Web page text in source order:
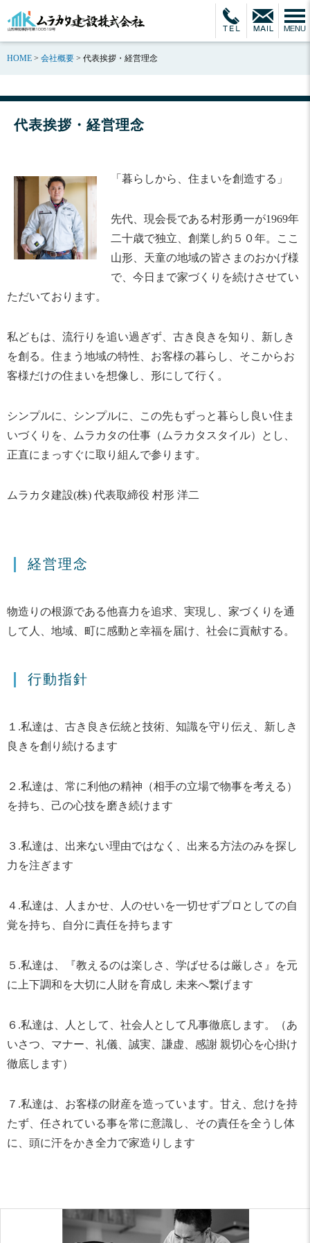
HOME > 会社概要 > 代表挨拶・経営理念
代表挨拶・経営理念
「暮らしから、住まいを創造する」
先代、現会長である村形勇一が1969年
二十歳で独立、創業し約５０年。ここ
山形、天童の地域の皆さまのおかげ様
で、今日まで家づくりを続けさせてい
ただいております。
私どもは、流行りを追い過ぎず、古き良きを知り、新しき
を創る。住まう地域の特性、お客様の暮らし、そこからお
客様だけの住まいを想像し、形にして行く。
シンプルに、シンプルに、この先もずっと暮らし良い住ま
いづくりを、ムラカタの仕事（ムラカタスタイル）とし、
正直にまっすぐに取り組んで参ります。
ムラカタ建設(株) 代表取締役 村形 洋二
経営理念
物造りの根源である他喜力を追求、実現し、家づくりを通
して人、地域、町に感動と幸福を届け、社会に貢献する。
行動指針
１.私達は、古き良き伝統と技術、知識を守り伝え、新しき
良きを創り続けるます
２.私達は、常に利他の精神（相手の立場で物事を考える）
を持ち、己の心技を磨き続けます
３.私達は、出来ない理由ではなく、出来る方法のみを探し
力を注ぎます
４.私達は、人まかせ、人のせいを一切せずプロとしての自
覚を持ち、自分に責任を持ちます
５.私達は、『教えるのは楽しさ、学ばせるは厳しさ』を元
に上下調和を大切に人財を育成し 未来へ繋げます
６.私達は、人として、社会人として凡事徹底します。（あ
いさつ、マナー、礼儀、誠実、謙虚、感謝 親切心を心掛け
徹底します）
７.私達は、お客様の財産を造っています。甘え、怠けを持
たず、任されている事を常に意識し、その責任を全うし体
に、頭に汗をかき全力で家造りします